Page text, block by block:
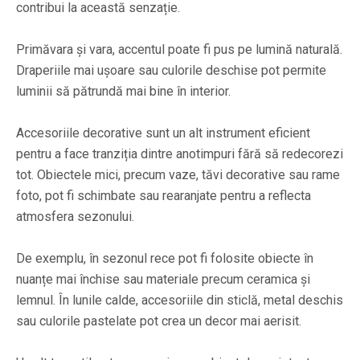
contribui la această senzație.
Primăvara și vara, accentul poate fi pus pe lumină naturală.
Draperiile mai ușoare sau culorile deschise pot permite
luminii să pătrundă mai bine în interior.
Accesoriile decorative sunt un alt instrument eficient
pentru a face tranziția dintre anotimpuri fără să redecorezi
tot. Obiectele mici, precum vaze, tăvi decorative sau rame
foto, pot fi schimbate sau rearanjate pentru a reflecta
atmosfera sezonului.
De exemplu, în sezonul rece pot fi folosite obiecte în
nuanțe mai închise sau materiale precum ceramica și
lemnul. În lunile calde, accesoriile din sticlă, metal deschis
sau culorile pastelate pot crea un decor mai aerisit.